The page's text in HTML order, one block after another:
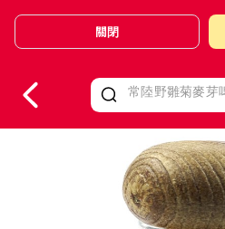
Valid Until 30 June 2026
關閉